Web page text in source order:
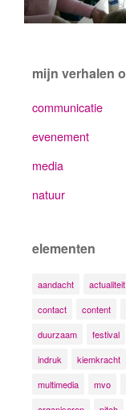
mijn verhalen
communicatie
evenement
media
natuur
elementen
aandacht actualiteit
contact
content
duurzaam
festival
indruk
kiemkracht
multimedia
mvo